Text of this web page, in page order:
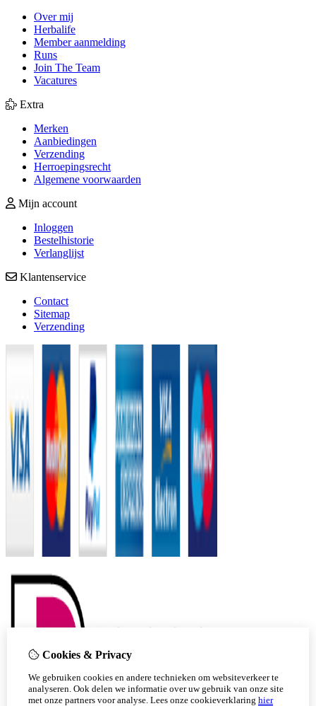
Over mij
Herbalife
Member aanmelding
Runs
Join The Team
Vacatures
Extra
Merken
Aanbiedingen
Verzending
Herroepingsrecht
Algemene voorwaarden
Mijn account
Inloggen
Bestelhistorie
Verlanglijst
Klantenservice
Contact
Sitemap
Verzending
Cookies & Privacy
We gebruiken cookies en andere technieken om websiteverkeer te
analyseren. Ook delen we informatie over uw gebruik van onze site
met onze partners voor analyse. Lees onze cookieverklaring hier